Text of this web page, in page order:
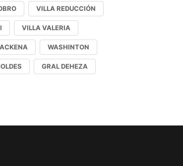
VILLA REDUCCIÓN
VILLA VALERIA
WASHINTON
GRAL DEHEZA